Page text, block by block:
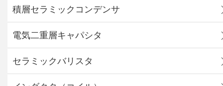
積層セラミックコンデンサ
電気二重層キャパシタ
セラミックバリスタ